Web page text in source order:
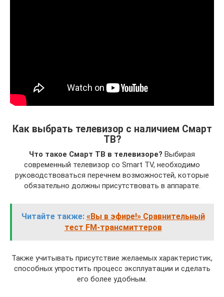
Как выбрать телевизор с наличием Смарт
ТВ?
Что такое Смарт ТВ в телевизоре? Выбирая
современный телевизор со Smart TV, необходимо
руководствоваться перечнем возможностей, которые
обязательно должны присутствовать в аппарате.
Читайте также: «Вы в эфире!» Сравнительный
тест FM-трансмиттеров
Также учитывать присутствие желаемых характеристик,
способных упростить процесс эксплуатации и сделать
его более удобным.